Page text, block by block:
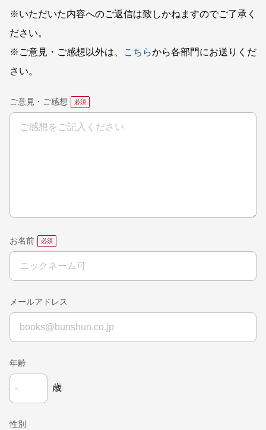
※いただいた内容へのご返信は致しかねますのでご了承く
ださい。
※ご意見・ご感想以外は、
こちらから各部門にお送りくだ
さい。
ご意見・ご感想
お名前
メールアドレス
年齢
歳
性別